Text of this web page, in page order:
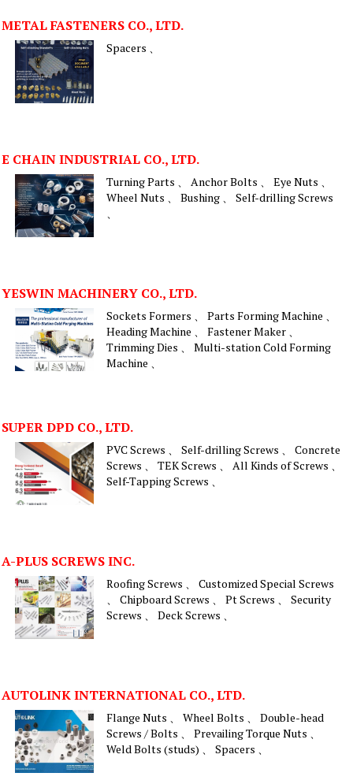
METAL FASTENERS CO., LTD.
Spacers 、
E CHAIN INDUSTRIAL CO., LTD.
Turning Parts 、 Anchor Bolts 、 Eye Nuts 、
Wheel Nuts 、 Bushing 、 Self-drilling Screws
、
YESWIN MACHINERY CO., LTD.
Sockets Formers 、 Parts Forming Machine 、
Heading Machine 、 Fastener Maker 、
Trimming Dies 、 Multi-station Cold Forming
Machine 、
SUPER DPD CO., LTD.
PVC Screws 、 Self-drilling Screws 、 Concrete
Screws 、 TEK Screws 、 All Kinds of Screws 、
Self-Tapping Screws 、
A-PLUS SCREWS INC.
Roofing Screws 、 Customized Special Screws
、 Chipboard Screws 、 Pt Screws 、 Security
Screws 、 Deck Screws 、
AUTOLINK INTERNATIONAL CO., LTD.
Flange Nuts 、 Wheel Bolts 、 Double-head
Screws / Bolts 、 Prevailing Torque Nuts 、
Weld Bolts (studs) 、 Spacers 、